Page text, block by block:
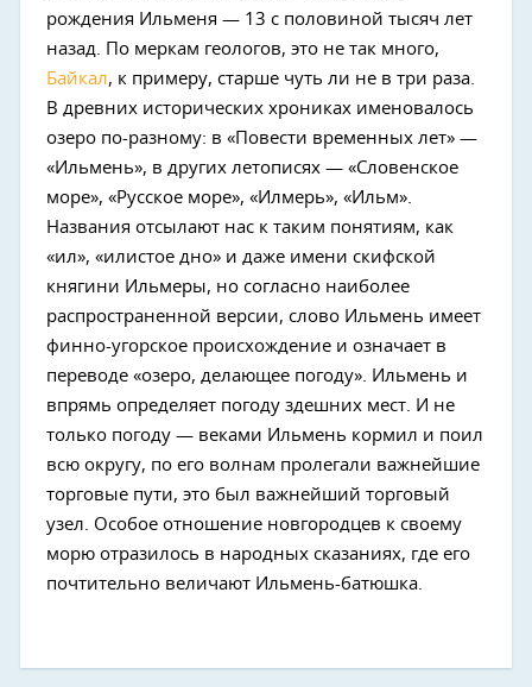
рождения Ильменя — 13 с половиной тысяч лет
назад. По меркам геологов, это не так много,
Байкал, к примеру, старше чуть ли не в три раза.
В древних исторических хрониках именовалось
озеро по-разному: в «Повести временных лет» —
«Ильмень», в других летописях — «Словенское
море», «Русское море», «Илмерь», «Ильм».
Названия отсылают нас к таким понятиям, как
«ил», «илистое дно» и даже имени скифской
княгини Ильмеры, но согласно наиболее
распространенной версии, слово Ильмень имеет
финно-угорское происхождение и означает в
переводе «озеро, делающее погоду». Ильмень и
впрямь определяет погоду здешних мест. И не
только погоду — веками Ильмень кормил и поил
всю округу, по его волнам пролегали важнейшие
торговые пути, это был важнейший торговый
узел. Особое отношение новгородцев к своему
морю отразилось в народных сказаниях, где его
почтительно величают Ильмень-батюшка.